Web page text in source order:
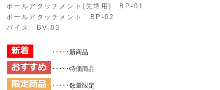
ポールアタッチメント(先端用) BP-01
ポールアタッチメント BP-02
バイス BV-03
･････新商品
･････特価商品
･････数量限定